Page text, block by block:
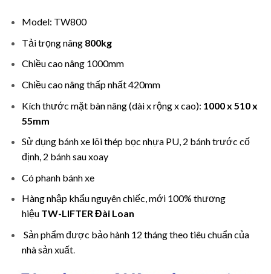
Model: TW800
Tải trọng nâng 800kg
Chiều cao nâng 1000mm
Chiều cao nâng thấp nhất 420mm
Kích thước mặt bàn nâng (dài x rộng x cao): 1000 x 510 x
55mm
Sử dụng bánh xe lõi thép bọc nhựa PU, 2 bánh trước cố
định, 2 bánh sau xoay
Có phanh bánh xe
Hàng nhập khẩu nguyên chiếc, mới 100% thương
hiệu TW-LIFTER Đài Loan
Sản phẩm được bảo hành 12 tháng theo tiêu chuẩn của
nhà sản xuất.